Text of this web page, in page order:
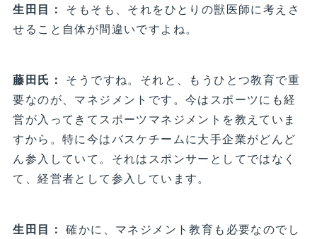
生田目： そもそも、それをひとりの獣医師に考えさ
せること自体が間違いですよね。
藤田氏： そうですね。それと、もうひとつ教育で重
要なのが、マネジメントです。今はスポーツにも経
営が入ってきてスポーツマネジメントを教えていま
すから。特に今はバスケチームに大手企業がどんど
ん参入していて。それはスポンサーとしてではなく
て、経営者として参入しています。
生田目： 確かに、マネジメント教育も必要なのでし